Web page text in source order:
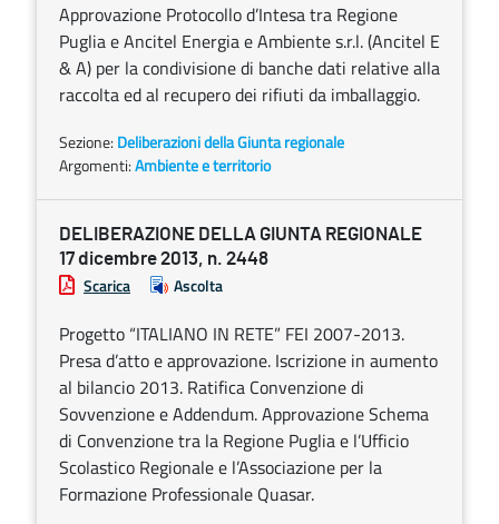
Approvazione Protocollo d’Intesa tra Regione
Puglia e Ancitel Energia e Ambiente s.r.l. (Ancitel E
& A) per la condivisione di banche dati relative alla
raccolta ed al recupero dei rifiuti da imballaggio.
Sezione: Deliberazioni della Giunta regionale
Argomenti:Ambiente e territorio
DELIBERAZIONE DELLA GIUNTA REGIONALE
17 dicembre 2013, n. 2448
Scarica Ascolta
Progetto “ITALIANO IN RETE” FEI 2007-2013.
Presa d’atto e approvazione. Iscrizione in aumento
al bilancio 2013. Ratifica Convenzione di
Sovvenzione e Addendum. Approvazione Schema
di Convenzione tra la Regione Puglia e l’Ufficio
Scolastico Regionale e l’Associazione per la
Formazione Professionale Quasar.